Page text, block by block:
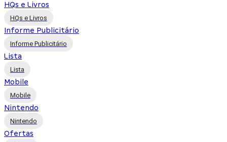
HQs e Livros
HQs e Livros
Informe Publicitário
Informe Publicitário
Lista
Lista
Mobile
Mobile
Nintendo
Nintendo
Ofertas